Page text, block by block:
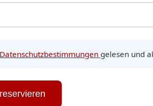
Datenschutzbestimmungen gelesen und